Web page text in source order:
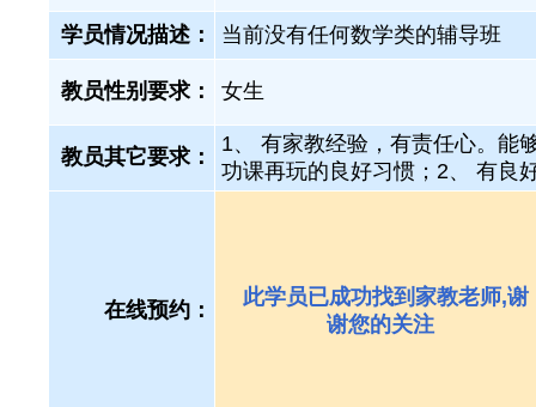
学员情况描述：
当前没有任何数学类的辅导班
教员性别要求： 女生
教员其它要求：
1、 有家教经验，有责任心。能
功课再玩的良好习惯；2、 有良
在线预约：
此学员已成功找到家教老师,谢
谢您的关注